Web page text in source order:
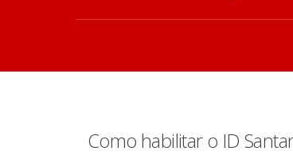
Como habilitar o ID